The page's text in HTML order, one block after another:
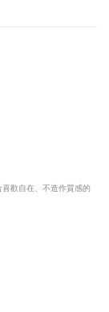
歡自在、不造作質感的